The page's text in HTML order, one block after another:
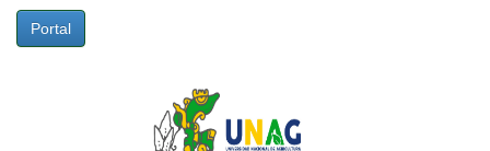
Portal